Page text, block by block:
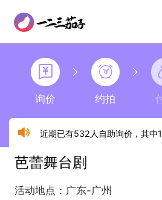
询价 约拍
近期已有532人自助询价，其中
芭蕾舞台剧
活动地点：广东-广州